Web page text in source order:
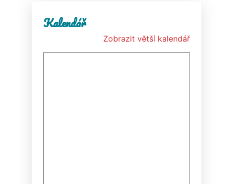
Kalendář
Zobrazit větší kalendář